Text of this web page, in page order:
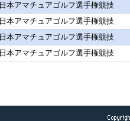
日本アマチュアゴルフ選手権競技
日本アマチュアゴルフ選手権競技
日本アマチュアゴルフ選手権競技
日本アマチュアゴルフ選手権競技